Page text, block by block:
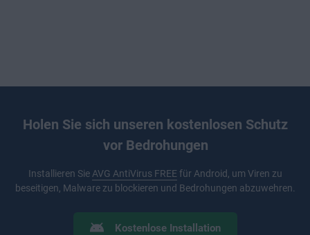
Holen Sie sich unseren kostenlosen Schutz
vor Bedrohungen
Installieren Sie AVG AntiVirus FREE für Android, um Viren zu
beseitigen, Malware zu blockieren und Bedrohungen abzuwehren.
Kostenlose Installation